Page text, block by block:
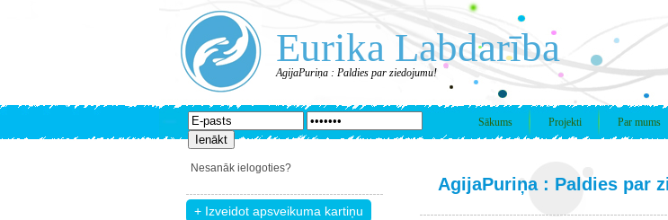
Eurika Labdarība
AgijaPuriņa : Paldies par ziedojumu!
Sākums Projekti Par mums
Nesanāk ielogoties?
AgijaPuriņa : Paldies par